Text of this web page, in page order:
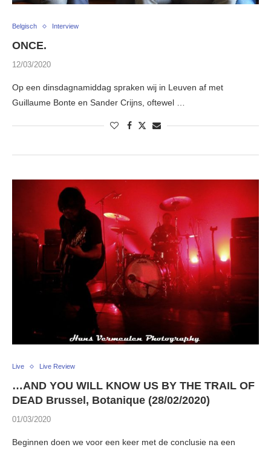
Belgisch Interview
ONCE.
12/03/2020
Op een dinsdagnamiddag spraken wij in Leuven af met
Guillaume Bonte en Sander Crijns, oftewel …
Live Live Review
…AND YOU WILL KNOW US BY THE TRAIL OF
DEAD Brussel, Botanique (28/02/2020)
01/03/2020
Beginnen doen we voor een keer met de conclusie na een